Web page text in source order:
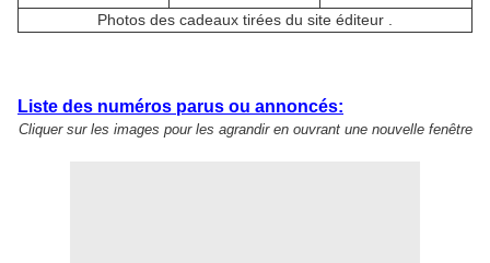
Photos des cadeaux tirées du site éditeur .
Liste des numéros parus ou annoncés:
Cliquer sur les images pour les agrandir en ouvrant une nouvelle fenêtre